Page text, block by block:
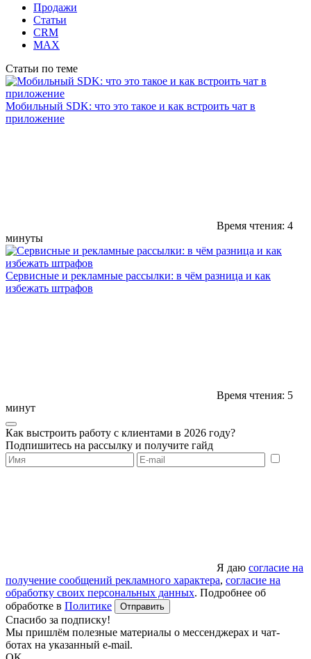
Продажи
Статьи
CRM
MAX
Статьи по теме
Мобильный SDK: что это такое и как встроить чат в
приложение
Время чтения: 4
минуты
Сервисные и рекламные рассылки: в чём разница и как
избежать штрафов
Время чтения: 5
минут
Как выстроить работу с клиентами в 2026 году?
Подпишитесь на рассылку и получите гайд
Я даю согласие на
получение сообщений рекламного характера, согласие на
обработку своих персональных данных. Подробнее об
обработке в Политике Отправить
Спасибо за подписку!
Мы пришлём полезные материалы о мессенджерах и чат-
ботах на указанный e-mail.